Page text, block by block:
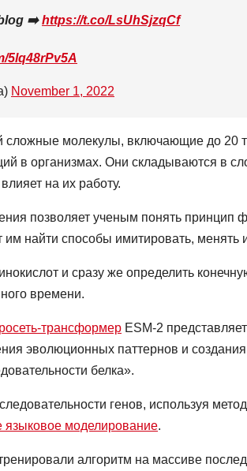
➡️https://t.co/LsUhSjzqCf
5lq48rPv5A
November 1, 2022
сложные молекулы, включающие до 20
в организмах. Они складываются в
на их работу.
позволяет ученым понять принцип
найти способы имитировать, менять
и сразу же определить
времени.
трансформер ESM-2
эволюционных паттернов и
белка».
генов, используя
языковое моделирование.
алгоритм на массиве